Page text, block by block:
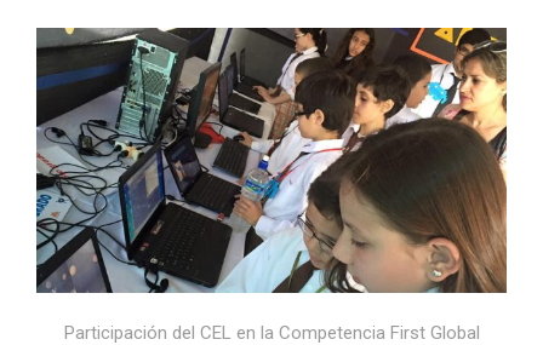
Participación del CEL en la Competencia First Global